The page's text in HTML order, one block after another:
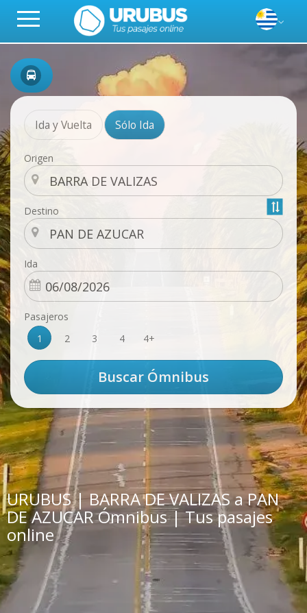
Ida y Vuelta Sólo Ida
Origen
Destino
Ida
Pasajeros
1
2 3 4 4+
URUBUS | BARRA DE VALIZAS a PAN
DE AZUCAR Ómnibus | Tus pasajes
online